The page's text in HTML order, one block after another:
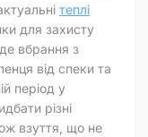
теплі
для захисту
вбрання з
від спеки та
період у
різні
взуття, що не